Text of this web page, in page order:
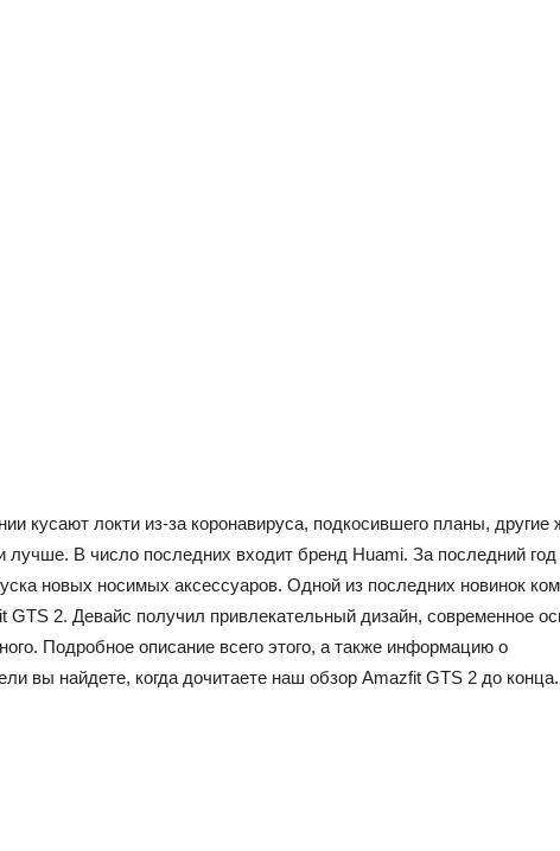
кусают локти из-за коронавируса, подкосившего планы, другие
лучше. В число последних входит бренд Huami. За последний год
новых носимых аксессуаров. Одной из последних новинок
2. Девайс получил привлекательный дизайн, современное
Подробное описание всего этого, а также информацию о
вы найдете, когда дочитаете наш обзор Amazfit GTS 2 до конца.